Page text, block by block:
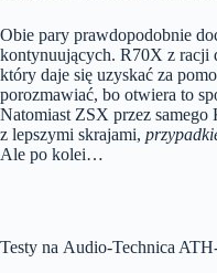
Obie pary prawdopodobnie
kontynuujących. R70X z racji
który daje się uzyskać za
porozmawiać, bo otwiera to
Natomiast ZSX przez
z lepszymi skrajami,
Ale po kolei…
Testy na Audio-Technica